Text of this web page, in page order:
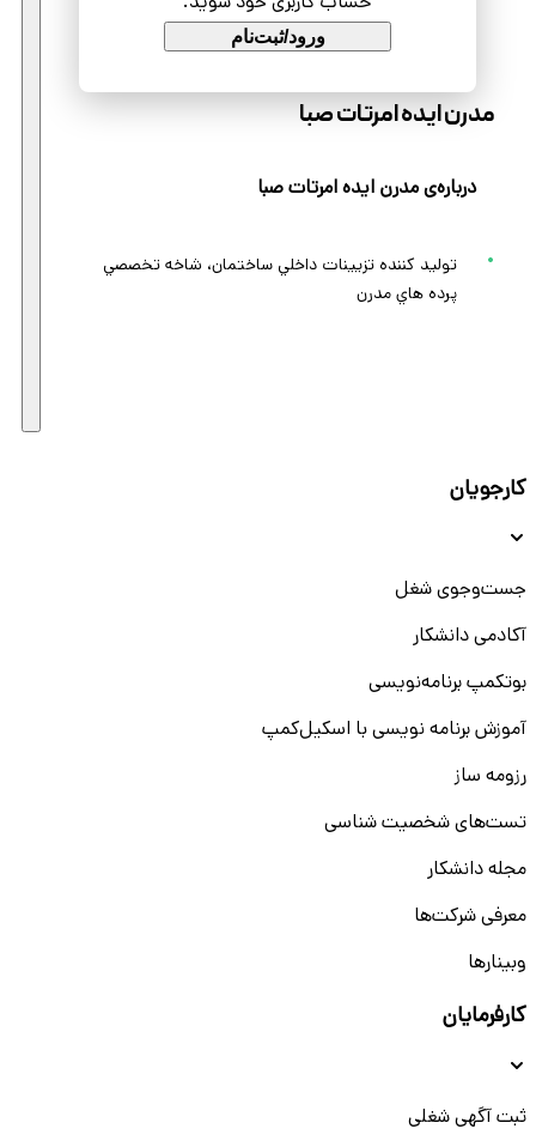
ورود/ثبت‌نام
مدرن ايده امرتات صبا
درباره‌ی مدرن ايده امرتات صبا
توليد كننده تزيينات داخلي ساختمان، شاخه تخصصي
پرده هاي مدرن
کارجویان
جست‌و‌جوی شغل
آکادمی دانشکار
بوتکمپ برنامه‌نویسی
آموزش برنامه نویسی با اسکیل‌کمپ
رزومه ساز
تست‌های شخصیت شناسی
مجله دانشکار
معرفی شرکت‌ها
وبینار‌‌ها
کارفرمایان
ثبت آگهی شغلی